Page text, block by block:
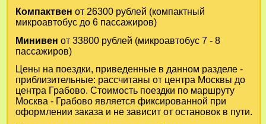
Компактвен от 26300 рублей (компактный
микроавтобус до 6 пассажиров)
Минивен от 33800 рублей (микроавтобус 7 - 8
пассажиров)
Цены на поездки, приведенные в данном разделе -
приблизительные: рассчитаны от центра Москвы до
центра Грабово. Стоимость поездки по маршруту
Москва - Грабово является фиксированной при
оформлении заказа и не зависит от остановок в пути.